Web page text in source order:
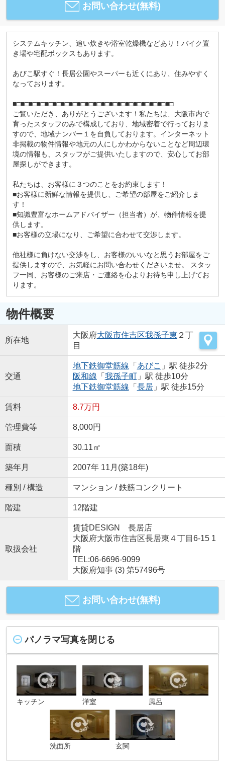
お問い合わせ(無料)
システムキッチン、追い炊きや浴室乾燥機などあり！バイク置
き場や宅配ボックスもあります。
あびこ駅すぐ！長居公園やスーパーも近くにあり、住みやすく
なっております。
■□■□■□■□■□■□■□■□■□■□■□■□■□■□■□■□■□■□■□■□
ご覧いただき、ありがとうございます！私たちは、大阪市内で
育ったスタッフのみで構成しており、地域密着で行っておりま
すので、地域ナンバー１を自負しております。インターネット
非掲載の物件情報や地元の人にしかわからないことなど周辺環
境の情報も、スタッフがご提供いたしますので、安心してお部
屋探しができます。
私たちは、お客様に３つのことをお約束します！
■お客様に新鮮な情報を提供し、ご希望の部屋をご紹介しま
す！
■知識豊富なホームアドバイザー（担当者）が、物件情報を提
供します。
■お客様の立場になり、ご希望に合わせて交渉します。
他社様に負けない交渉をし、お客様のいいなと思うお部屋をご
提供しますので、お気軽にお問い合わせくださいませ。 スタッ
フ一同、お客様のご来店・ご連絡を心よりお待ち申し上げてお
ります。
物件概要
所在地
大阪府大阪市住吉区我孫子東 ２丁
目
交通
地下鉄御堂筋線 「 あびこ 」駅 徒歩2分
阪和線 「 我孫子町」駅 徒歩10分
地下鉄御堂筋線 「 長居」駅 徒歩15分
賃料 8.7万円
管理費等 8,000円
面積 30.11㎡
築年月 2007年 11月(築18年)
種別 / 構造 マンション / 鉄筋コンクリート
階建 12階建
取扱会社
賃貸DESIGN 長居店
大阪府大阪市住吉区長居東４丁目6-15 1
階
TEL:06-6696-9099
大阪府知事 (3) 第57496号
お問い合わせ(無料)
パノラマ写真を閉じる
キッチン 洋室 風呂
洗面所 玄関